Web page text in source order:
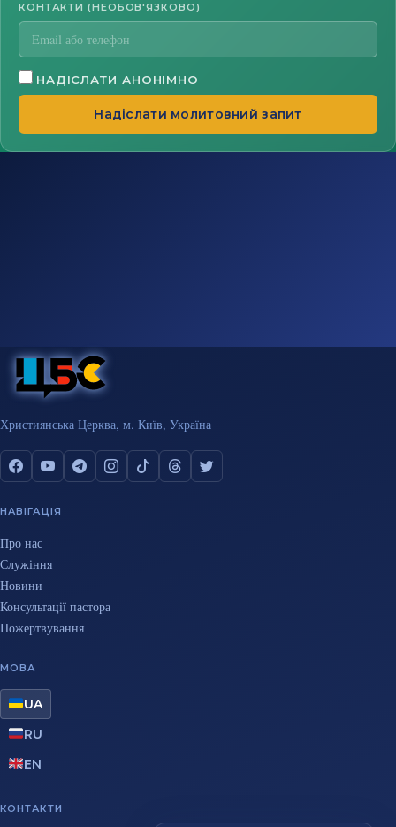
КОНТАКТИ (НЕОБОВ'ЯЗКОВО)
НАДІСЛАТИ АНОНІМНО
Надіслати молитовний запит
Християнська Церква, м. Київ, Україна
НАВІГАЦІЯ
Про нас
Служіння
Новини
Консультації пастора
Пожертвування
МОВА
UA
RU
EN
КОНТАКТИ